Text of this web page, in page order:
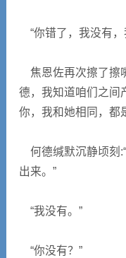
“你错了，我没有，
焦恩佐再次擦了擦
德，我知道咱们之间
你，我和她相同，都
何德缄默沉静顷刻
出来。”
“我没有。”
“你没有？”